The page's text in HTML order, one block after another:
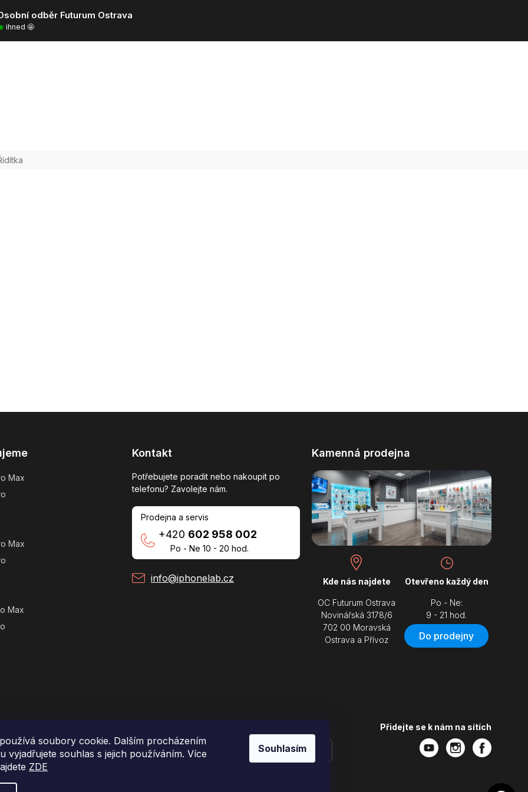
soubory cookie. Dalším procházením
vyjadřujete souhlas s jejich používáním. Více
ZDE
Souhlasím
odběr Futurum Ostrava
ihned 🤩
Max
Max
Max
Kontakt
Potřebujete poradit nebo nakoupit po
telefonu? Zavolejte nám.
Prodejna a servis
+420 602 958 002
Po - Ne 10 - 20 hod.
info@iphonelab.cz
Kamenná prodejna
Kde nás najdete
OC Futurum Ostrava
Novinářská 3178/6
702 00 Moravská
Ostrava a Přívoz
Otevřeno každý den
Po - Ne:
9 - 21 hod.
Do prodejny
Přidejte se k nám na sítích